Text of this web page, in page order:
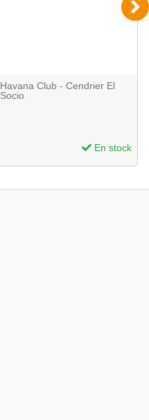
Havana Club - Cendrier El
Socio
En stock